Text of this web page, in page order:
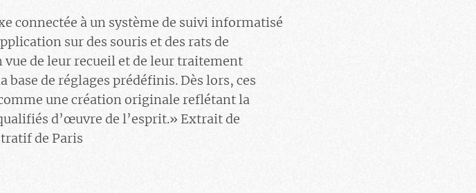
connectée à un système de suivi informatisé
sur des souris et des rats de
de leur recueil et de leur traitement
de réglages prédéfinis. Dès lors, ces
une création originale reflétant la
d’œuvre de l’esprit.» Extrait de
de Paris